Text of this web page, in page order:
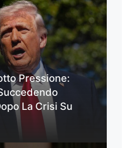
Pressione:
La Crisi Su